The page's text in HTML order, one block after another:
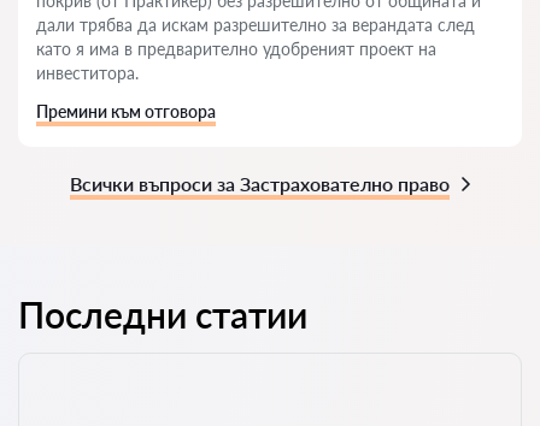
дали трябва да искам разрешително за верандата след
като я има в предварително удобреният проект на
инвеститора.
Премини към отговора
Всички въпроси за Застрахователно право
Последни статии